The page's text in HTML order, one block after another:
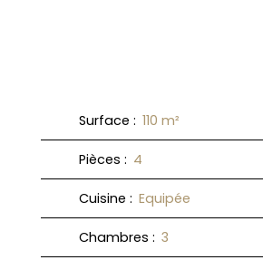
Surface : 110 m²
Pièces : 4
Cuisine : Equipée
Chambres : 3